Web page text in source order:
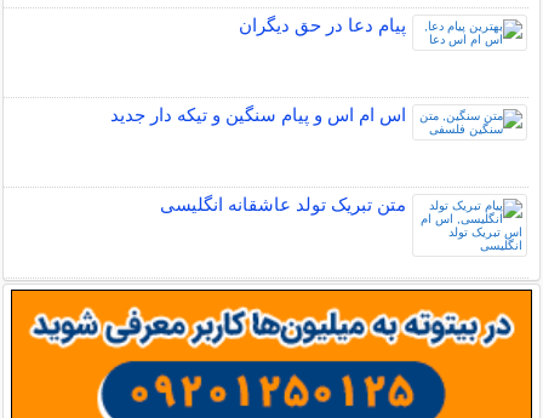
پیام دعا در حق دیگران
اس ام اس و پیام سنگین و تیکه دار جدید
متن تبریک تولد عاشقانه انگلیسی